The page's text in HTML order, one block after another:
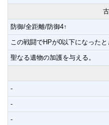
防御/全距離/防御4↑
この戦闘でHPが0以下になった
聖なる遺物の加護を与える。
-
-
-